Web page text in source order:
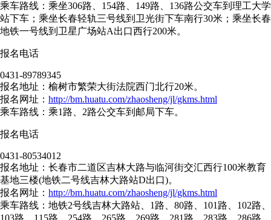
乘车路线：乘坐306路、154路、149路、136路公交车到理工大学
站下车；乘坐长春轻轨三号线到卫光街下车南行30米；乘坐长春
地铁一号线到卫星广场站A出口西行200米。
报名电话
0431-89789345
报名地址：榆树市繁荣大街法院西门北行20米。
报名网址： http://bm.huatu.com/zhaosheng/jl/gkms.html
乘车路线：乘1路、2路公交车到邮局下车。
报名电话
0431-80534012
报名地址：长春市二道区吉林大路与临河街交汇西行100米教育
基地三楼(地铁二号线吉林大路站D出口)。
报名网址： http://bm.huatu.com/zhaosheng/jl/gkms.html
乘车路线：地铁2号线吉林大路站、1路、80路、101路、102路、